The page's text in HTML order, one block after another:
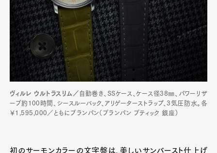
ヴィルレ ウルトラスリム／ 自動巻き、SSケース、ケース径38㎜、パワーリザ
ーブ約100時間、シースルーバック、アリゲーターストラップ、3気圧防水。各
￥1,595,000／ともにブランパン（ブランパン ブティック 銀座）
初のサーモンカラーの文字盤は、美しいサンバースト仕上げ